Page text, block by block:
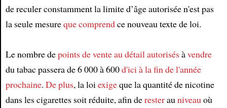
de reculer constamment la limite d’âge autorisée n'est pas
la seule mesureque comprendce nouveau texte de loi.
Le nombre depoints de vente au détailautorisésàvendre
du tabac passera de 6 000 à 600d'ici à la fin de l'année
prochaine. De plus, la loiexigeque la quantité de nicotine
dans les cigarettes soit réduite, afin deresterauniveauoù